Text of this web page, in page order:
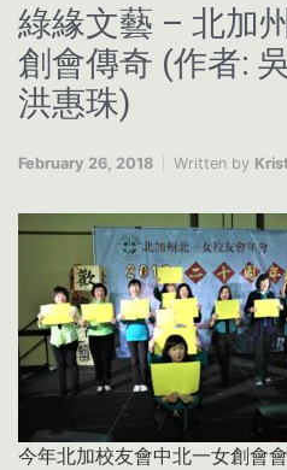
綠緣文藝 – 北加
創會傳奇 (作者:
洪惠珠)
February 26, 2018 Written by
今年北加校友會中北一女創會